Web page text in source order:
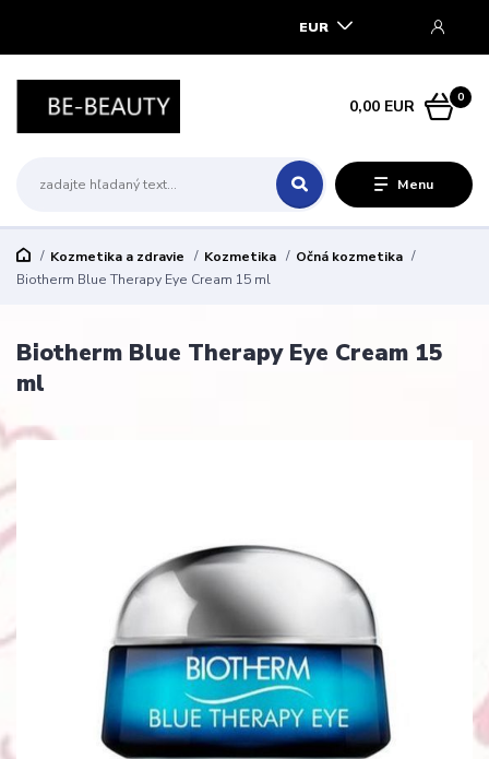
Menu
EUR
0
0,00 EUR
Kozmetika a zdravie Kozmetika
Očná kozmetika
Biotherm Blue Therapy Eye Cream 15 ml
Biotherm Blue Therapy Eye Cream 15
ml